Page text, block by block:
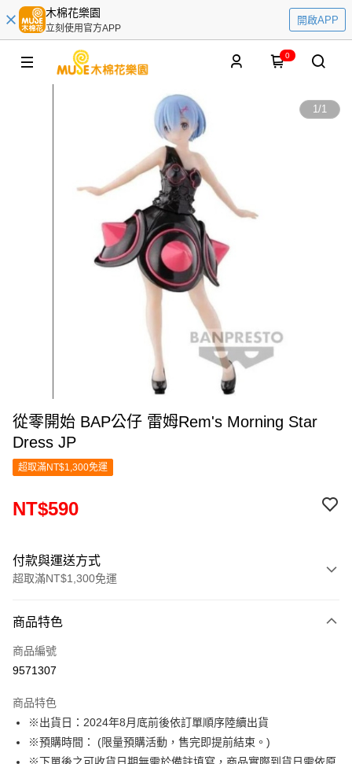
木棉花樂園
立刻使用官方APP
開啟APP
0
1/1
從零開始 BAP公仔 雷姆Rem's Morning Star
Dress JP
超取滿NT$1,300免運
NT$590
付款與運送方式
超取滿NT$1,300免運
信用卡一次付款
超商取貨付款
Apple Pay
悠遊付
商品特色
商品編號
9571307
商品特色
※出貨日：2024年8月底前後依訂單順序陸續出貨
※預購時間： (限量預購活動，售完即提前結束。)